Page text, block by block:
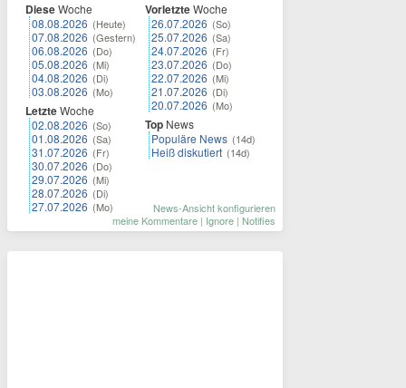
DieseWoche
08.08.2026 (Heute)
07.08.2026 (Gestern)
06.08.2026 (Do)
05.08.2026 (Mi)
04.08.2026 (Di)
03.08.2026 (Mo)
LetzteWoche
02.08.2026 (So)
01.08.2026 (Sa)
31.07.2026 (Fr)
30.07.2026 (Do)
29.07.2026 (Mi)
28.07.2026 (Di)
27.07.2026 (Mo)
VorletzteWoche
26.07.2026 (So)
25.07.2026 (Sa)
24.07.2026 (Fr)
23.07.2026 (Do)
22.07.2026 (Mi)
21.07.2026 (Di)
20.07.2026 (Mo)
Top News
Populäre News (14d)
Heiß diskutiert (14d)
News-Ansicht konfigurieren
meine Kommentare | Ignore | Notifies